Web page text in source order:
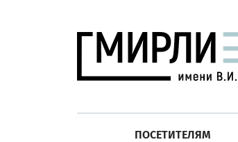
ПОСЕТИТЕЛЯМ